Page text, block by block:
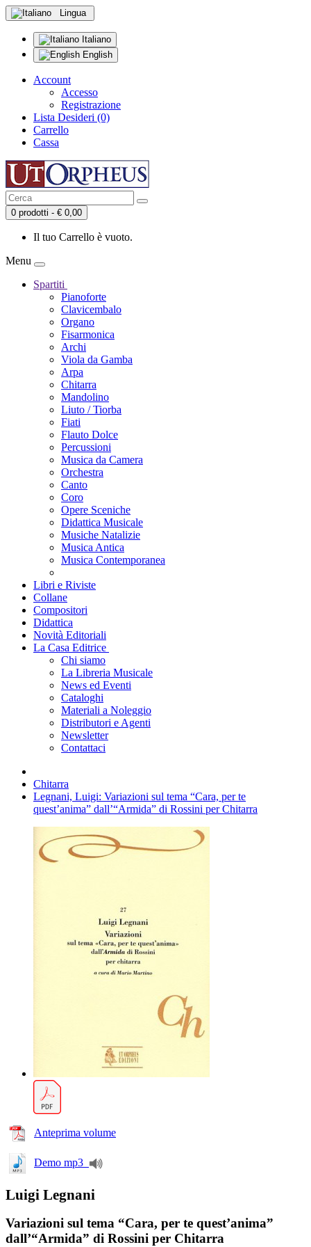
Lingua
Italiano
English
Account
Accesso
Registrazione
Lista Desideri (0)
Carrello
Cassa
0 prodotti - € 0,00
Il tuo Carrello è vuoto.
Menu
Spartiti
Pianoforte
Clavicembalo
Organo
Fisarmonica
Archi
Viola da Gamba
Arpa
Chitarra
Mandolino
Liuto / Tiorba
Fiati
Flauto Dolce
Percussioni
Musica da Camera
Orchestra
Canto
Coro
Opere Sceniche
Didattica Musicale
Musiche Natalizie
Musica Antica
Musica Contemporanea
Libri e Riviste
Collane
Compositori
Didattica
Novità Editoriali
La Casa Editrice
Chi siamo
La Libreria Musicale
News ed Eventi
Cataloghi
Materiali a Noleggio
Distributori e Agenti
Newsletter
Contattaci
Chitarra
Legnani, Luigi: Variazioni sul tema “Cara, per te
quest’anima” dall’“Armida” di Rossini per Chitarra
Anteprima volume
Demo mp3
Luigi Legnani
Variazioni sul tema “Cara, per te quest’anima”
dall’“Armida” di Rossini per Chitarra